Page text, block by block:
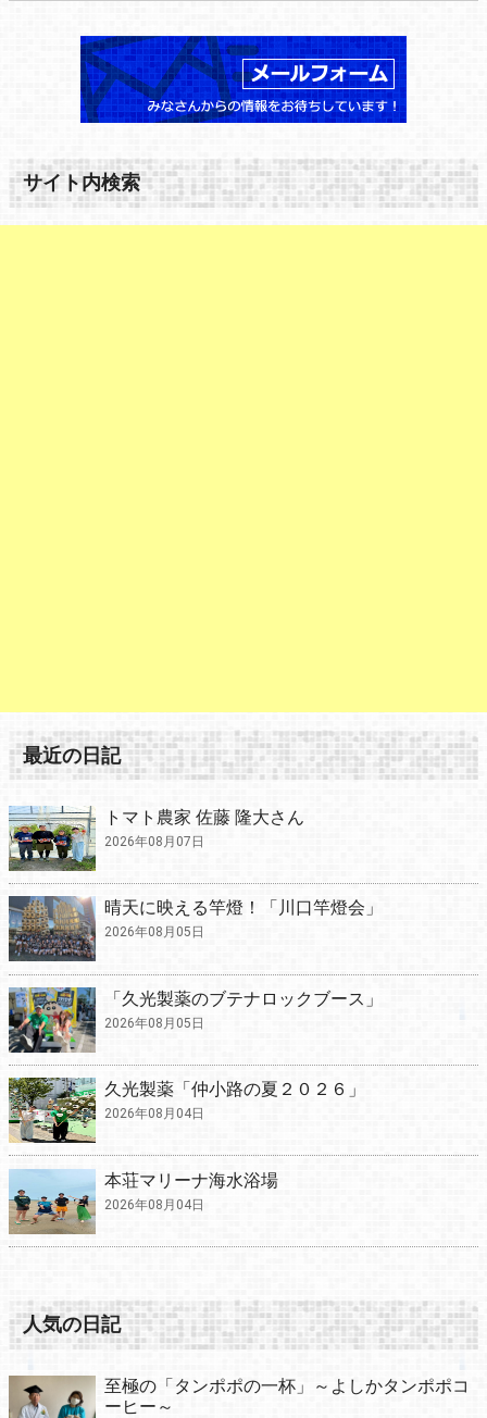
サイト内検索
最近の日記
トマト農家 佐藤 隆大さん
2026年08月07日
晴天に映える竿燈！「川口竿燈会」
2026年08月05日
「久光製薬のブテナロックブース」
2026年08月05日
久光製薬「仲小路の夏２０２６」
2026年08月04日
本荘マリーナ海水浴場
2026年08月04日
人気の日記
至極の「タンポポの一杯」～よしかタンポポコ
ーヒー～